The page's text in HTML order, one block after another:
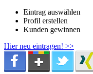
Eintrag auswählen
Profil erstellen
Kunden gewinnen
Hier neu eintragen! >>